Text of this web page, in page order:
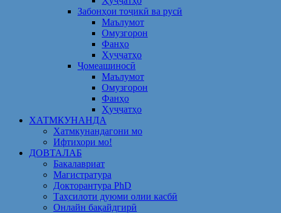
Забонҳои тоҷикӣ ва русӣ
Маълумот
Омузгорон
Фанҳо
Ҳуҷҷатҳо
Ҷомеашиносӣ
Маълумот
Омузгорон
Фанҳо
Ҳуҷҷатҳо
ХАТМКУНАНДА
Хатмкунандагони мо
Ифтихори мо!
ДОВТАЛАБ
Бакалавриат
Магистратура
Докторантура PhD
Таҳсилоти дуюми олии касбӣ
Онлайн бақайдгирӣ